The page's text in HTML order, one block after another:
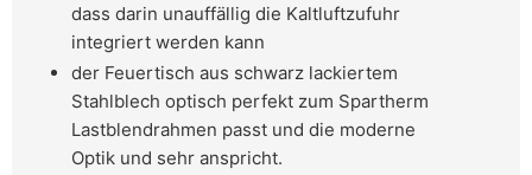
dass darin unauffällig die Kaltluftzufuhr
integriert werden kann
der Feuertisch aus schwarz lackiertem
Stahlblech optisch perfekt zum Spartherm
Lastblendrahmen passt und die moderne
Optik und sehr anspricht.